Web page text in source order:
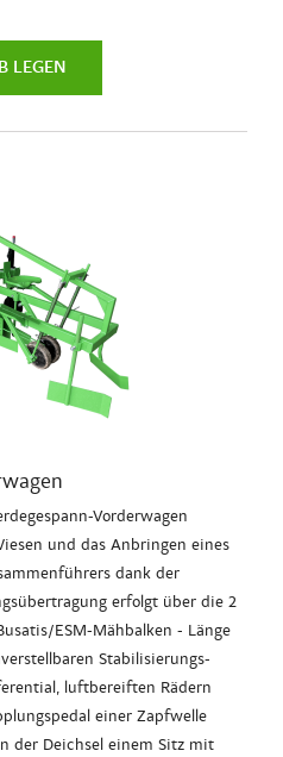
LEGEN
Vorderwagen
und das Anbringen eines
dank der
erfolgt über die 2
ESM-Mähbalken - Länge
Stabilisierungs-
luftbereiften Rädern
einer Zapfwelle
der Deichsel einem Sitz mit